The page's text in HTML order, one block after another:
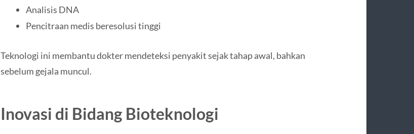
Analisis DNA
Pencitraan medis beresolusi tinggi
Teknologi ini membantu dokter mendeteksi penyakit sejak tahap awal, bahkan
sebelum gejala muncul.
Inovasi di Bidang Bioteknologi